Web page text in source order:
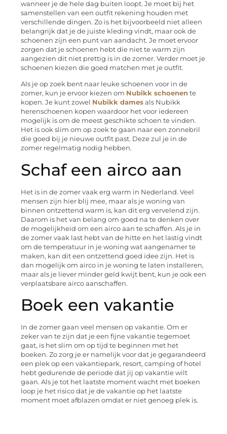
wanneer je de hele dag buiten loopt. Je moet bij het
samenstellen van een outfit rekening houden met
verschillende dingen. Zo is het bijvoorbeeld niet alleen
belangrijk dat je de juiste kleding vindt, maar ook de
schoenen zijn een punt van aandacht. Je moet ervoor
zorgen dat je schoenen hebt die niet te warm zijn
aangezien dit niet prettig is in de zomer. Verder moet je
schoenen kiezen die goed matchen met je outfit.
Als je op zoek bent naar leuke schoenen voor in de
zomer, kun je ervoor kiezen om Nubikk schoenen te
kopen. Je kunt zowel Nubikk dames als Nubikk
herenschoenen kopen waardoor het voor iedereen
mogelijk is om de meest geschikte schoen te vinden.
Het is ook slim om op zoek te gaan naar een zonnebril
die goed bij je nieuwe outfit past. Deze zul je in de
zomer regelmatig nodig hebben.
Schaf een airco aan
Het is in de zomer vaak erg warm in Nederland. Veel
mensen zijn hier blij mee, maar als je woning van
binnen ontzettend warm is, kan dit erg vervelend zijn.
Daarom is het van belang om goed na te denken over
de mogelijkheid om een airco aan te schaffen. Als je in
de zomer vaak last hebt van de hitte en het lastig vindt
om de temperatuur in je woning wat aangenamer te
maken, kan dit een ontzettend goed idee zijn. Het is
dan mogelijk om airco in je woning te laten installeren,
maar als je liever minder geld kwijt bent, kun je ook een
verplaatsbare airco aanschaffen.
Boek een vakantie
In de zomer gaan veel mensen op vakantie. Om er
zeker van te zijn dat je een fijne vakantie tegemoet
gaat, is het slim om op tijd te beginnen met het
boeken. Zo zorg je er namelijk voor dat je gegarandeerd
een plek op een vakantiepark, resort, camping of hotel
hebt gedurende de periode dat jij op vakantie wilt
gaan. Als je tot het laatste moment wacht met boeken
loop je het risico dat je de vakantie op het laatste
moment moet afblazen omdat er niet genoeg plek is.